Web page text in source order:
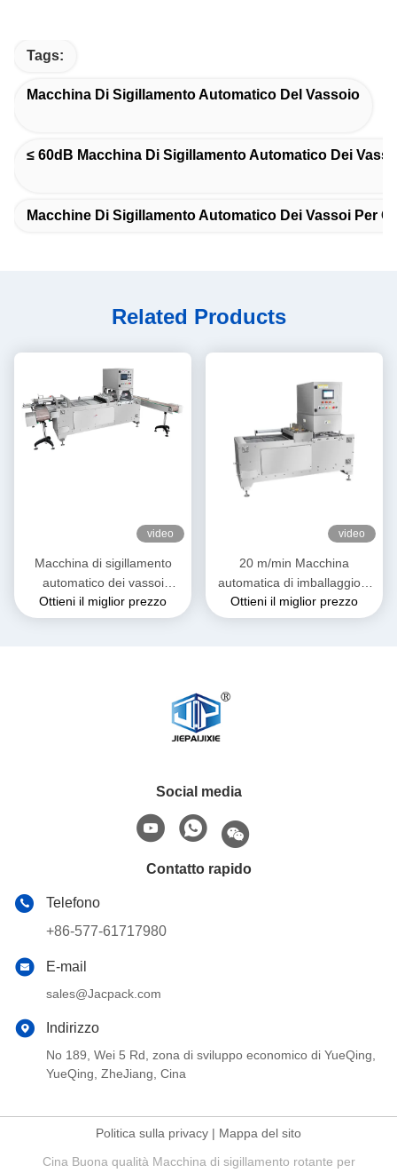
Tags:
Macchina Di Sigillamento Automatico Del Vassoio
≤ 60dB Macchina Di Sigillamento Automatico Dei
Macchine Di Sigillamento Automatico Dei Vassoi Per
Related Products
video
Macchina di sigillamento
automatico dei vassoi
personalizzato per l'
imballaggio di carne fresca
Ottieni il miglior prezzo
video
20 m/min Macchina
automatica di imballaggio a
vassoio per carne fresca e
formaggio
Ottieni il miglior prezzo
Social media
Contatto rapido
Telefono
+86-577-61717980
E-mail
sales@Jacpack.com
Indirizzo
No 189, Wei 5 Rd, zona di sviluppo economico di YueQing,
YueQing, ZheJiang, Cina
Politica sulla privacy | Mappa del sito
Cina Buona qualità Macchina di sigillamento rotante per